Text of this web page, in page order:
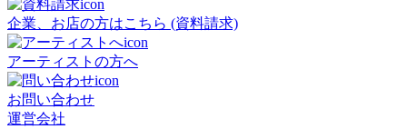
企業、お店の方はこちら (資料請求)
アーティストの方へ
お問い合わせ
運営会社